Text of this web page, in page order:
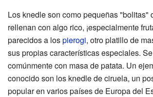
Los knedle son como pequeñas "bolitas"
rellenan con algo rico, ¡especialmente
parecidos a lospierogi, otro platillo de
sus propias características especiales.
comúnmente con masa de patata. Un
conocido son los knedle de ciruela, un
popular en varios países de Europa del